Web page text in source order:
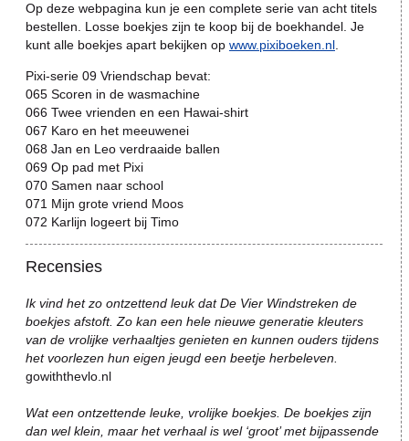
Op deze webpagina kun je een complete serie van acht titels
bestellen. Losse boekjes zijn te koop bij de boekhandel. Je
kunt alle boekjes apart bekijken op www.pixiboeken.nl.
Pixi-serie 09 Vriendschap bevat:
065 Scoren in de wasmachine
066 Twee vrienden en een Hawai-shirt
067 Karo en het meeuwenei
068 Jan en Leo verdraaide ballen
069 Op pad met Pixi
070 Samen naar school
071 Mijn grote vriend Moos
072 Karlijn logeert bij Timo
Recensies
Ik vind het zo ontzettend leuk dat De Vier Windstreken de
boekjes afstoft. Zo kan een hele nieuwe generatie kleuters
van de vrolijke verhaaltjes genieten en kunnen ouders tijdens
het voorlezen hun eigen jeugd een beetje herbeleven.
gowiththevlo.nl
Wat een ontzettende leuke, vrolijke boekjes. De boekjes zijn
dan wel klein, maar het verhaal is wel ‘groot’ met bijpassende